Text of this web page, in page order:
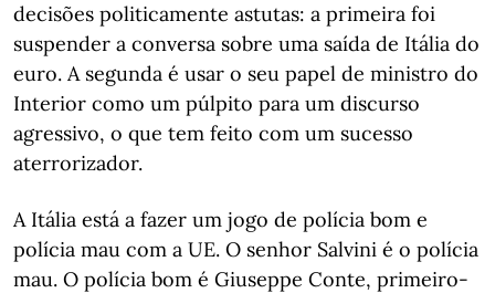
decisões politicamente astutas: a primeira foi
suspender a conversa sobre uma saída de Itália do
euro. A segunda é usar o seu papel de ministro do
Interior como um púlpito para um discurso
agressivo, o que tem feito com um sucesso
aterrorizador.
A Itália está a fazer um jogo de polícia bom e
polícia mau com a UE. O senhor Salvini é o polícia
mau. O polícia bom é Giuseppe Conte, primeiro-